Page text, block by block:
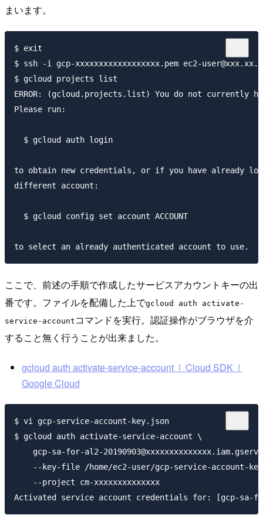
まいます。
$ exit
$ ssh -i gcp-xxxxxxxxxxxxxxxxxx.pem ec2-
$ gcloud projects list
ERROR: (gcloud.projects.list) You do not currently
Please run:
  $ gcloud auth login
to obtain new credentials, or if you have already
different account:
  $ gcloud config set account ACCOUNT
ここで、前述の手順で作成したサービスアカウントキーの出
番です。ファイルを配備した上でgcloud auth activate-
service-account コマンドを実行。認証操作がブラウザを介
すること無く行うことが出来ました。
gcloud auth activate-service-account | Cloud SDK |
Google Cloud
$ vi gcp-service-account-key.json
$ gcloud auth activate-service-account \
gcp-sa-for-al2-
--key-file /home/ec2-user/gcp-service-account-
    --project cm-xxxxxxxxxxxxxx